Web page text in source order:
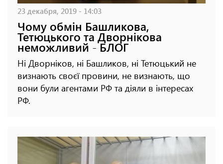
23 декабря, 2019 - 14:03
Чому обмін Башликова,
Тетюцького та Дворнікова
неможливий - БЛОГ
Ні Дворніков, ні Башликов, ні Тетюцький не
визнають своєї провини, не визнають, що
вони були агентами РФ та діяли в інтересах
РФ.